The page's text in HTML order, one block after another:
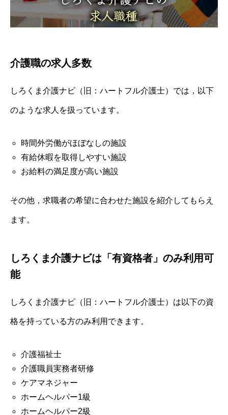
介護職の求人多数
しろくま介護ナビ（旧：ハートフル介護士）では，以下
のような求人を扱っています。
時間外労働がほぼなしの施設
有給休暇を取得しやすい施設
お給料の満足度が高い施設
その他，求職者の希望に合わせた施設を紹介してもらえ
ます。
しろくま介護ナビは「有資格者」のみ利用可
能
しろくま介護ナビ（旧：ハートフル介護士）は以下の資
格を持っている方のみ利用できます。
介護福祉士
介護職員実務者研修
ケアマネジャー
ホームヘルパー1級
ホームヘルパー2級